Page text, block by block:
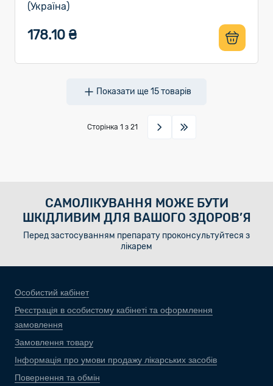
(Україна)
178.10 ₴
Показати ще15товарів
Сторінка 1 з 21
САМОЛІКУВАННЯ МОЖЕ БУТИ
ШКІДЛИВИМ ДЛЯ ВАШОГО ЗДОРОВ’Я
Перед застосуванням препарату проконсультуйтеся з
лікарем
Особистий кабінет
Реєстрація в особистому кабінеті та оформлення
замовлення
Замовлення товару
Інформація про умови продажу лікарських засобів
Повернення та обмін